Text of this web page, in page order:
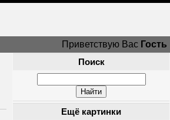
Приветствую Вас Гость
Поиск
Ещё картинки